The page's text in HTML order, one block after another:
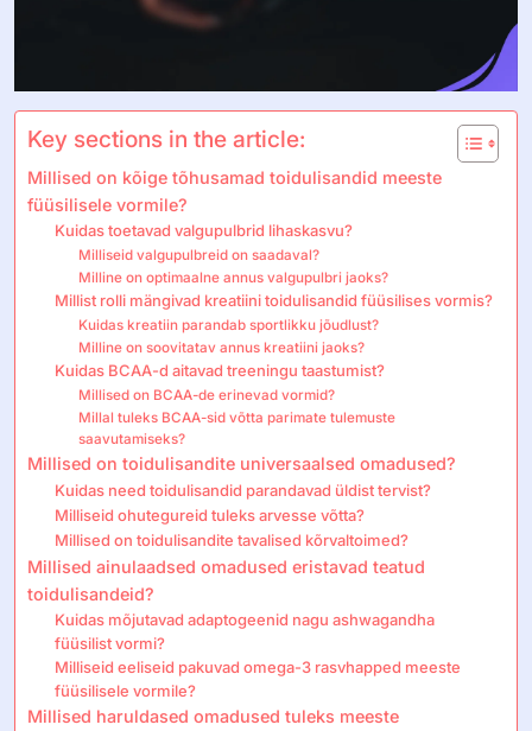
Key sections in the article:
Millised on kõige tõhusamad toidulisandid meeste
füüsilisele vormile?
Kuidas toetavad valgupulbrid lihaskasvu?
Milliseid valgupulbreid on saadaval?
Milline on optimaalne annus valgupulbri jaoks?
Millist rolli mängivad kreatiini toidulisandid füüsilises vormis?
Kuidas kreatiin parandab sportlikku jõudlust?
Milline on soovitatav annus kreatiini jaoks?
Kuidas BCAA-d aitavad treeningu taastumist?
Millised on BCAA-de erinevad vormid?
Millal tuleks BCAA-sid võtta parimate tulemuste
saavutamiseks?
Millised on toidulisandite universaalsed omadused?
Kuidas need toidulisandid parandavad üldist tervist?
Milliseid ohutegureid tuleks arvesse võtta?
Millised on toidulisandite tavalised kõrvaltoimed?
Millised ainulaadsed omadused eristavad teatud
toidulisandeid?
Kuidas mõjutavad adaptogeenid nagu ashwagandha
füüsilist vormi?
Milliseid eeliseid pakuvad omega-3 rasvhapped meeste
füüsilisele vormile?
Millised haruldased omadused tuleks meeste